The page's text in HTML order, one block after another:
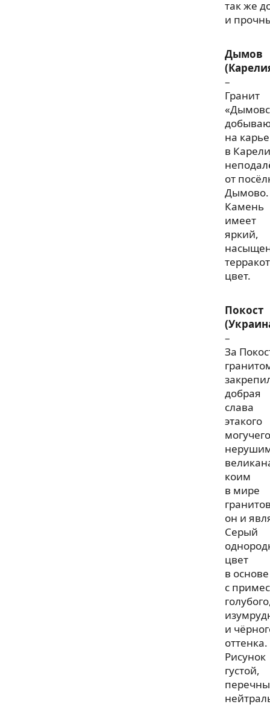
так же
и
Дымов
–
Гранит
на
в
от
Дымово.
Камень
имеет
яркий,
цвет.
Покост
–
За
добрая
слава
этакого
могучего
коим
в мире
он и
Серый
цвет
в основе
с
и
оттенка.
Рисунок
густой,